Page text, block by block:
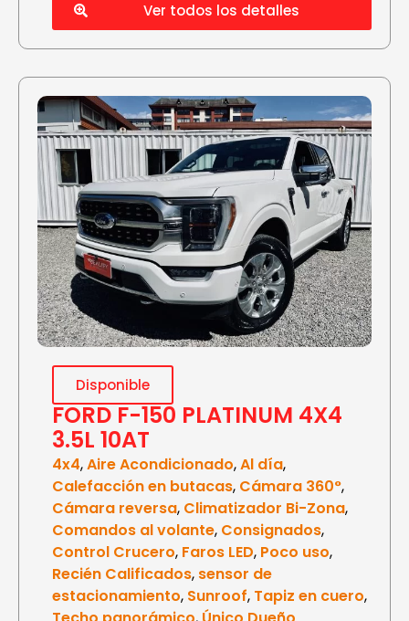
Ver todos los detalles
Disponible
FORD F-150 PLATINUM 4X4
3.5L 10AT
4x4,Aire Acondicionado,Al día,
Calefacción en butacas, Cámara 360°,
Cámara reversa, Climatizador Bi-Zona,
Comandos al volante, Consignados,
Control Crucero, Faros LED, Poco uso,
Recién Calificados, sensor de
estacionamiento, Sunroof, Tapiz en cuero,